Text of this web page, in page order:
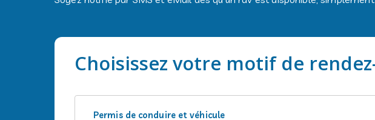
Choisissez votre motif de
Permis de conduire et véhicule